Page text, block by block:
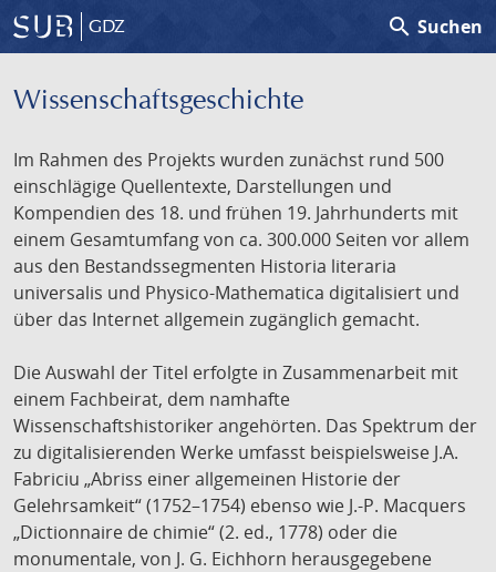
GDZ search Suchen
Wissenschafts­geschichte
Im Rahmen des Projekts wurden zunächst rund 500
einschlägige Quellentexte, Darstellungen und
Kompendien des 18. und frühen 19. Jahrhunderts mit
einem Gesamtumfang von ca. 300.000 Seiten vor allem
aus den Bestandssegmenten Historia literaria
universalis und Physico-Mathematica digitalisiert und
über das Internet allgemein zugänglich gemacht.
Die Auswahl der Titel erfolgte in Zusammenarbeit mit
einem Fachbeirat, dem namhafte
Wissenschaftshistoriker angehörten. Das Spektrum der
zu digitalisierenden Werke umfasst beispielsweise J.A.
Fabriciu „Abriss einer allgemeinen Historie der
Gelehrsamkeit“ (1752–1754) ebenso wie J.-P. Macquers
„Dictionnaire de chimie“ (2. ed., 1778) oder die
monumentale, von J. G. Eichhorn herausgegebene